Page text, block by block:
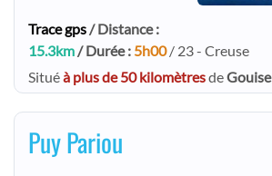
Trace gps/ Distance :
15.3km/ Durée : 5h00/ 23 - Creuse
Situéà plus de 50 kilomètresdeGouise
Puy Pariou